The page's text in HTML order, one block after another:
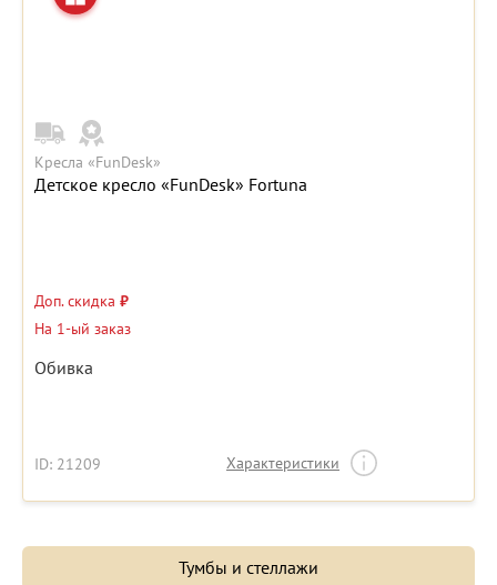
Кресла «FunDesk»
Детское кресло «FunDesk» Fortuna
Доп. скидка ₽
На 1-ый заказ
Обивка
ID: 21209 Характеристики
Тумбы и стеллажи